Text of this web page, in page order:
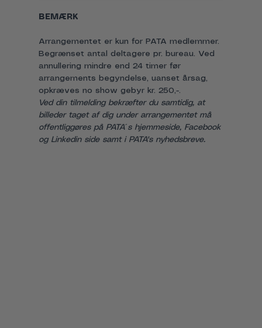
BEMÆRK
Arrangementet er kun for PATA medlemmer.
Begrænset antal deltagere pr. bureau. Ved
annullering mindre end 24 timer før
arrangements begyndelse, uanset årsag,
opkræves no show gebyr kr. 250,-.
Ved din tilmelding bekræfter du samtidig, at
billeder taget af dig under arrangementet må
offentliggøres på PATA´s hjemmeside, Facebook
og Linkedin side samt i PATA's nyhedsbreve.